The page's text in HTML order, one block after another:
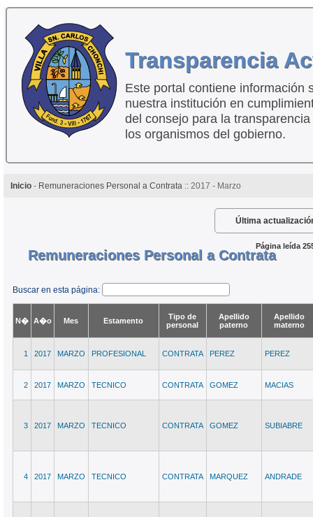
Transparencia
Este portal contiene información
nuestra institución en
del consejo para la
los organismos del gobierno.
Inicio- Remuneraciones Personal a Contrata:: 2017 - Marzo
Última
Página leída
Remuneraciones Personal a Contrata
Buscar en esta página:
N� A�o Mes Estamento
Tipo de
personal
Apellido
paterno
Apellido
materno
1 2017 MARZO PROFESIONAL CONTRATA PEREZ PEREZ
2 2017 MARZO TECNICO CONTRATA GOMEZ MACIAS
3 2017 MARZO TECNICO CONTRATA GOMEZ SUBIABRE
4 2017 MARZO TECNICO CONTRATA MARQUEZ ANDRADE